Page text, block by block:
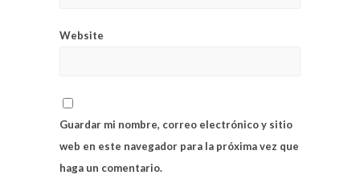
Website
Guardar mi nombre, correo electrónico y sitio
web en este navegador para la próxima vez que
haga un comentario.